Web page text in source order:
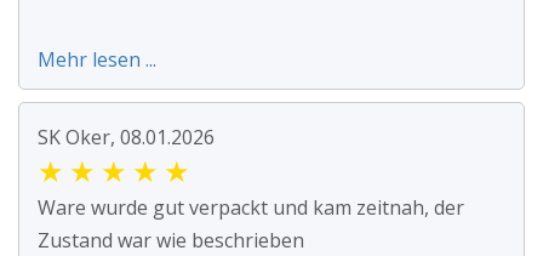
Mehr lesen ...
SK Oker, 08.01.2026
★ ★ ★ ★ ★
Ware wurde gut verpackt und kam zeitnah, der
Zustand war wie beschrieben